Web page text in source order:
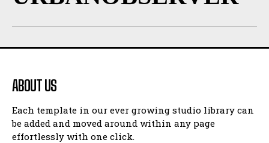
ABOUT US
Each template in our ever growing studio library can
be added and moved around within any page
effortlessly with one click.